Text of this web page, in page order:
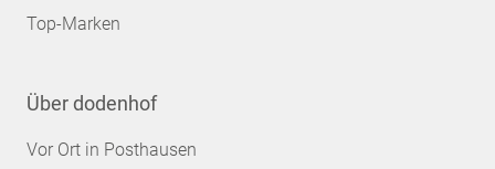
Top-Marken
Über dodenhof
Vor Ort in Posthausen